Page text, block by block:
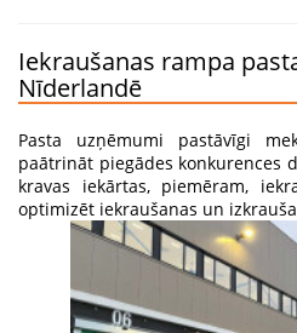
Iekraušanas rampa
Nīderlandē
Pasta uzņēmumi pastāvīgi
paātrināt piegādes konkurences
kravas iekārtas, piemēram,
optimizēt iekraušanas un